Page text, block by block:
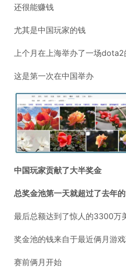
还很能赚钱
尤其是中国玩家的钱
上个月在上海举办了一场
这是第一次在中国举办
中国玩家贡献了大半奖金
总奖金池第一天就超过了去年
最后总额达到了惊人的3300万
奖金池的钱来自于最近俩月游
赛前俩月开始